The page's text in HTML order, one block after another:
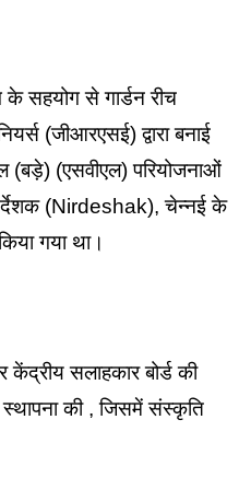
के सहयोग से गार्डन रीच
(जीआरएसई) द्वारा बनाई
(बड़े) (एसवीएल) परियोजनाओं
(Nirdeshak), चेन्नई के
गया था।
केंद्रीय सलाहकार बोर्ड की
की , जिसमें संस्कृति